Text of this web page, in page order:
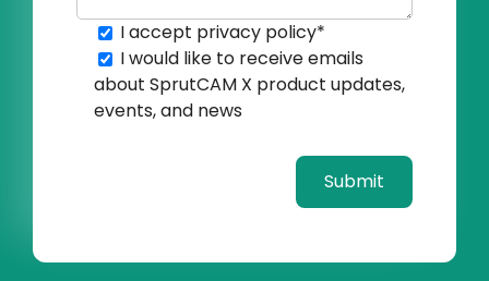
I accept privacy policy*
I would like to receive emails
about SprutCAM X product updates,
events, and news